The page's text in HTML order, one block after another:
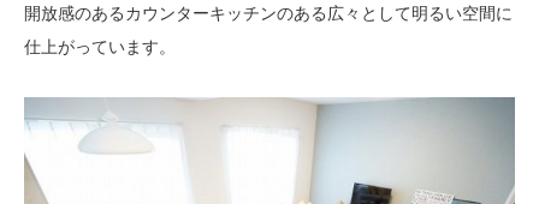
開放感のあるカウンターキッチンのある広々として明るい空間に
仕上がっています。